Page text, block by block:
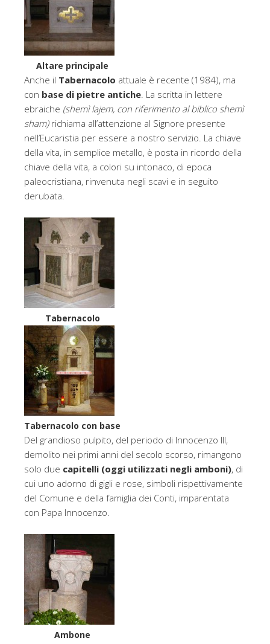
Altare principale
Anche il Tabernacolo attuale è recente (1984), ma
con base di pietre antiche. La scritta in lettere
ebraiche (shemì lajem, con riferimento al biblico shemì
sham)richiama all’attenzione al Signore presente
nell’Eucaristia per essere a nostro servizio. La chiave
della vita, in semplice metallo, è posta in ricordo della
chiave della vita, a colori su intonaco, di epoca
paleocristiana, rinvenuta negli scavi e in seguito
derubata.
Tabernacolo
Tabernacolo con base
Del grandioso pulpito, del periodo di Innocenzo III,
demolito nei primi anni del secolo scorso, rimangono
solo due capitelli (oggi utilizzati negli amboni), di
cui uno adorno di gigli e rose, simboli rispettivamente
del Comune e della famiglia dei Conti, imparentata
con Papa Innocenzo.
Ambone